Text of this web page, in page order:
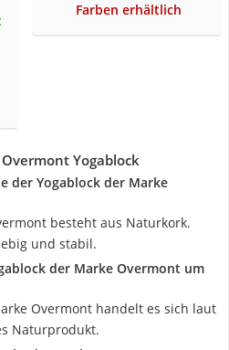
Farben erhältlich
Yogablock
der Yogablock der Marke
besteht aus Naturkork.
und stabil.
der Marke Overmont um
Overmont handelt es sich laut
Naturprodukt.